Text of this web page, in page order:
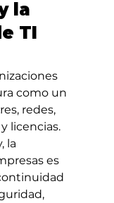
la
TI
como un
redes,
licencias.
la
es